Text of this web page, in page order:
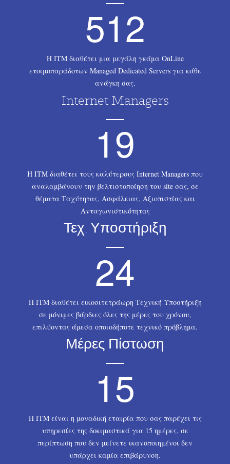
512
Η ΙΤΜ διαθέτει μια μεγάλη γκάμα OnLine
ετοιμοπαράδοτων Managed Dedicated Servers για κάθε
ανάγκη σας.
Internet Managers
19
Η ΙΤΜ διαθέτει τους καλύτερους Internet Managers που
αναλαμβάνουν την βελτιστοποίηση του site σας, σε
θέματα Ταχύτητας, Ασφάλειας, Αξιοπιστίας και
Ανταγωνιστικότητας
Τεχ. Υποστήριξη
24
Η ΙΤΜ διαθέτει εικοσιτετράωρη Τεχνική Υποστήριξη
σε μόνιμες βάρδιες όλες της μέρες του χρόνου,
επιλύοντας άμεσα οποιοδήποτε τεχνικό πρόβλημα.
Μέρες Πίστωση
15
Η ΙΤΜ είναι η μοναδική εταιρία που σας παρέχει τις
υπηρεσίες της δοκιμαστικά για 15 ημέρες, σε
περίπτωση που δεν μείνετε ικανοποιημένοι δεν
υπάρχει καμία επιβάρυνση.